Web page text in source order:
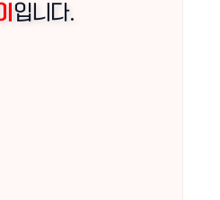
입니다.